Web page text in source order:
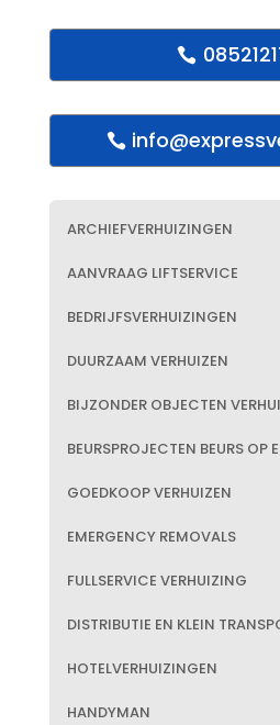
ARCHIEFVERHUIZINGEN
AANVRAAG LIFTSERVICE
BEDRIJFSVERHUIZINGEN
DUURZAAM VERHUIZEN
BIJZONDER OBJECTEN
BEURSPROJECTEN BEURS OP
GOEDKOOP VERHUIZEN
EMERGENCY REMOVALS
FULLSERVICE VERHUIZING
DISTRIBUTIE EN KLEIN
HOTELVERHUIZINGEN
HANDYMAN